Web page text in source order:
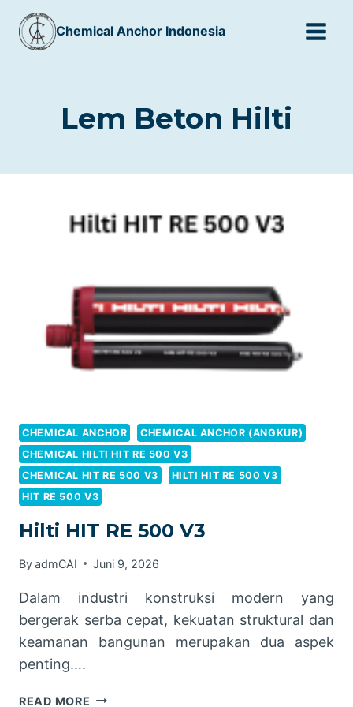
content
Chemical Anchor Indonesia
Lem Beton Hilti
CHEMICAL ANCHOR
CHEMICAL ANCHOR (ANGKUR)
CHEMICAL HILTI HIT RE 500 V3
CHEMICAL HIT RE 500 V3
HILTI HIT RE 500 V3
HIT RE 500 V3
Hilti HIT RE 500 V3
ByadmCAI Juni 9, 2026
Dalam industri konstruksi modern yang
bergerak serba cepat, kekuatan struktural dan
keamanan bangunan merupakan dua aspek
penting….
READ MORE HILTI